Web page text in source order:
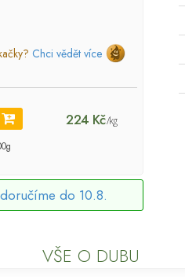
Chci vědět více
224 Kč/kg
doručíme do 10.8.
VŠE O DUBU